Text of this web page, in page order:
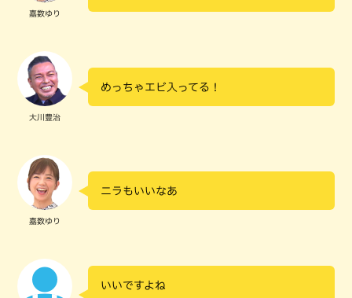
嘉数ゆり
大川豊治
めっちゃエビ入ってる！
嘉数ゆり
ニラもいいなあ
いいですよね